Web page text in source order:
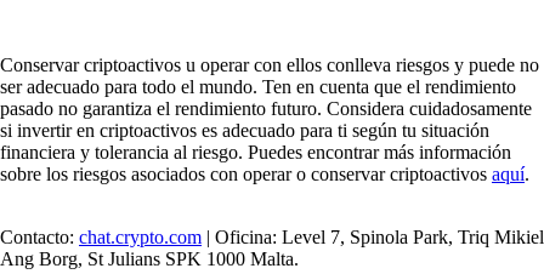
Conservar criptoactivos u operar con ellos conlleva riesgos y puede no
ser adecuado para todo el mundo. Ten en cuenta que el rendimiento
pasado no garantiza el rendimiento futuro. Considera cuidadosamente
si invertir en criptoactivos es adecuado para ti según tu situación
financiera y tolerancia al riesgo. Puedes encontrar más información
sobre los riesgos asociados con operar o conservar criptoactivos aquí.
Contacto: chat.crypto.com | Oficina: Level 7, Spinola Park, Triq Mikiel
Ang Borg, St Julians SPK 1000 Malta.